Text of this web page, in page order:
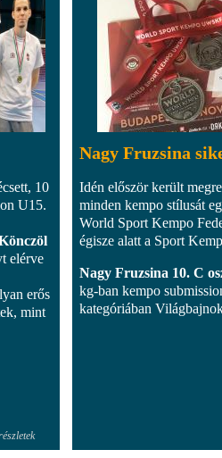
10
U15.
elérve
erős
mint
Nagy Fruzsina
Idén először került
minden kempo stílusát
World Sport Kempo
égisze alatt a Sport
Nagy Fruzsina 10. C
kg-ban kempo
kategóriában